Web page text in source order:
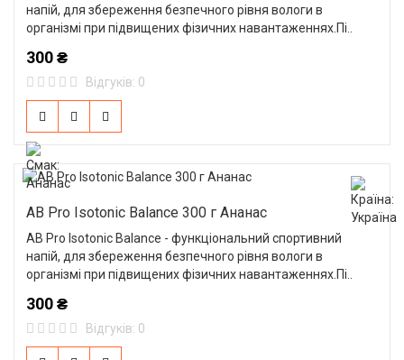
напій, для збереження безпечного рівня вологи в
організмі при підвищених фізичних навантаженнях.Пі..
300 ₴
Відгуків: 0
AB Pro Isotonic Balance 300 г Ананас
AB Pro Isotonic Balance - функціональний спортивний
напій, для збереження безпечного рівня вологи в
організмі при підвищених фізичних навантаженнях.Пі..
300 ₴
Відгуків: 0